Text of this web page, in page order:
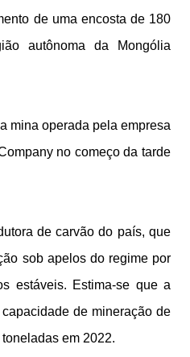
de uma encosta de 180
autônoma da Mongólia
mina operada pela empresa
no começo da tarde
de carvão do país, que
sob apelos do regime por
estáveis. Estima-se que a
de mineração de
em 2022.